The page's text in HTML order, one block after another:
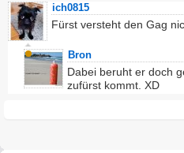
ich0815
Fürst versteht den Gag
Bron
Dabei beruht er doch
zufürst kommt. XD